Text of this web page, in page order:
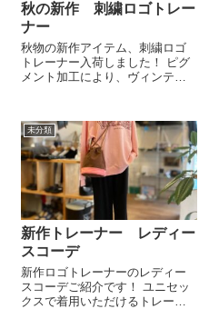
秋の新作 刺繍ロゴトレー
ナー
秋物の新作アイテム、刺繍ロゴ
トレーナー入荷しました！ ピグ
メント加工により、ヴィンテー
繍を重ねています 同じく新入荷
商品のカーゴパンツと合わせる
のもおすすめです！ご来店の際
も是非ご覧...
未分類
新作トレーナー レディー
スコーデ
新作ロゴトレーナーのレディー
スコーデご紹介です！ ユニセッ
クスで着用いただけるトレーナ